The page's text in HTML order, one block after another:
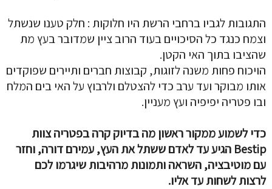
התגובות לגביו ברחבי הרשת היו חלוקות : חלק טענו שנשתל
וצמח כנגד כל הסיכויים בעוד הרוב ציין שמדובר בעץ מת
שהציבו בתוך האי הקטן.
הויכוח פחות משנה לזוגות, קבוצות חברים ותיירים שפוקדים
אותו מבוקר ועד ערב כדי להצטלם ולרבוץ על האי בים המלח
ובו פטריה יפיפיה ועץ מעניין.
כדי לשמוע ממקור ראשון מה בדיוק קרה בפטריה צוות
Bestip הגיע עד לאדם ששתל את העץ, עמירם דורה, וחזר
עם מוטיבציה, השראה ותמונות מרהיבות שיגרמו לכם
לרצות לשחות עד אליו.